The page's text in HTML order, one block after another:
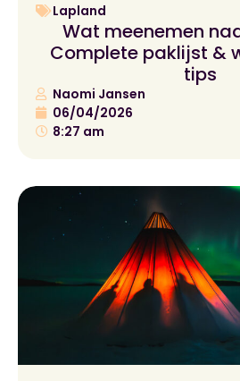
Lapland
Wat meenemen
Complete paklijst &
tips
Naomi Jansen
06/04/2026
8:27 am